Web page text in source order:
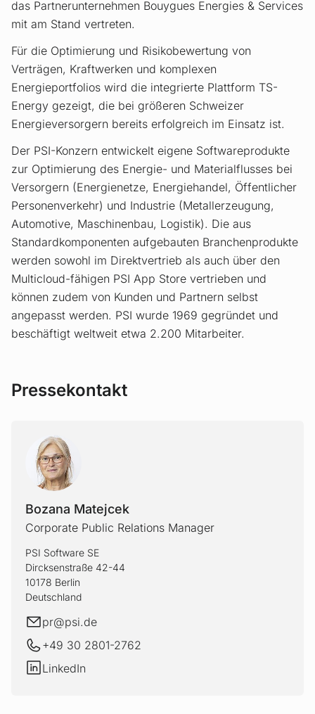
das Partnerunternehmen Bouygues Energies & Services
mit am Stand vertreten.
Für die Optimierung und Risikobewertung von
Verträgen, Kraftwerken und komplexen
Energieportfolios wird die integrierte Plattform TS-
Energy gezeigt, die bei größeren Schweizer
Energieversorgern bereits erfolgreich im Einsatz ist.
Der PSI-Konzern entwickelt eigene Softwareprodukte
zur Optimierung des Energie- und Materialflusses bei
Versorgern (Energienetze, Energiehandel, Öffentlicher
Personenverkehr) und Industrie (Metallerzeugung,
Automotive, Maschinenbau, Logistik). Die aus
Standardkomponenten aufgebauten Branchenprodukte
werden sowohl im Direktvertrieb als auch über den
Multicloud-fähigen PSI App Store vertrieben und
können zudem von Kunden und Partnern selbst
angepasst werden. PSI wurde 1969 gegründet und
beschäftigt weltweit etwa 2.200 Mitarbeiter.
Pressekontakt
BOZAN
Bozana Matejcek
Corporate Public Relations Manager
PSI Software SE
Dircksenstraße 42-44
10178 Berlin
Deutschland
E-Mail
pr@psi.de
+49 30 2801-2762
LinkedIn
LinkedIn